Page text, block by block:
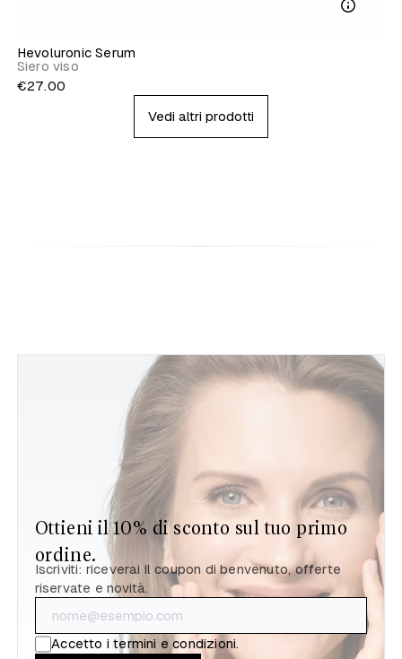
Hevoluronic Serum
Siero viso
€27.00
Vedi altri prodotti
Ottieni il 10% di sconto sul tuo primo
ordine.
Iscriviti: riceverai il coupon di benvenuto, offerte
riservate e novità.
Accetto itermini e condizioni.